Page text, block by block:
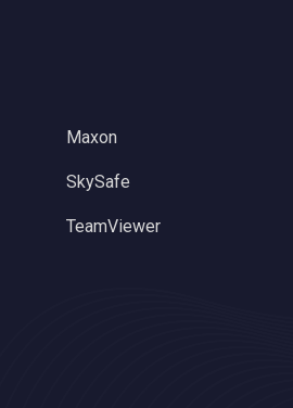
Maxon
SkySafe
TeamViewer